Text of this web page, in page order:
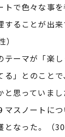
トで色々な事
することが出来
）
テーマが「楽
る」とのこと
と思っていま
マスノートに
となった。（30